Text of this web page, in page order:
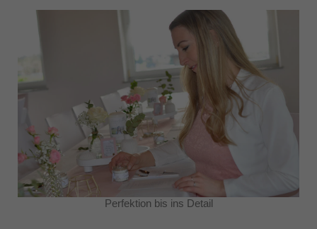
Perfektion bis ins Detail